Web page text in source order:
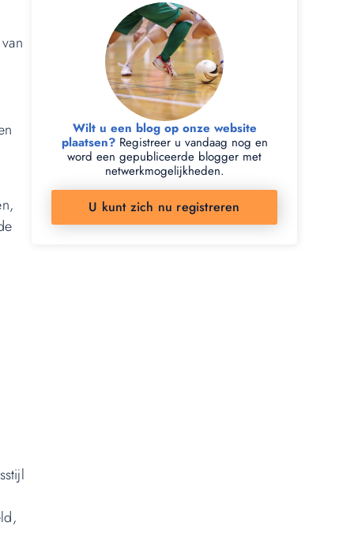
Wilt u een blog op onze website
plaatsen?Registreer u vandaag nog en
word een gepubliceerde blogger met
netwerkmogelijkheden.
U kunt zich nu registreren